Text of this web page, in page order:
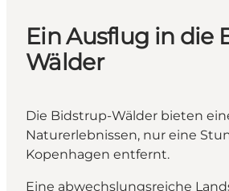
Ein Ausflug in die
Wälder
Die Bidstrup-Wälder bieten
Naturerlebnissen, nur eine
Kopenhagen entfernt.
Eine abwechslungsreiche